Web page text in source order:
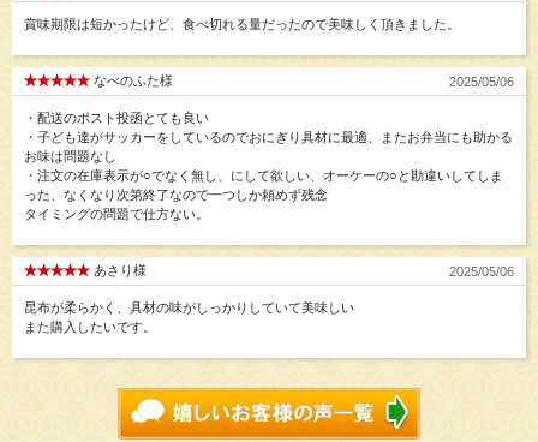
賞味期限は短かったけど、食べ切れる量だったので美味しく頂きました。
なべのふた様 2025/05/06
・配送のポスト投函とても良い
・子ども達がサッカーをしているのでおにぎり具材に最適、またお弁当にも助かる
お味は問題なし
・注文の在庫表示が○でなく無し、にして欲しい、オーケーの○と勘違いしてしま
った、なくなり次第終了なので一つしか頼めず残念
タイミングの問題で仕方ない。
あさり様 2025/05/06
昆布が柔らかく、具材の味がしっかりしていて美味しい
また購入したいです。